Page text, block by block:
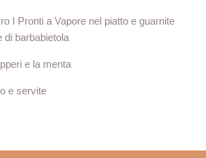
I Pronti a Vapore nel piatto e guarnite
di barbabietola
e la menta
e servite